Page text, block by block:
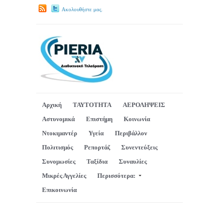
Ακολουθήστε μας.
Αρχική ΤΑΥΤΟΤΗΤΑ
ΑΕΡΟΛΗΨΕΙΣ
Αστυνομικά
Επιστήμη
Κοινωνία
Ντοκιμαντέρ
Υγεία
Περιβάλλον
Πολιτισμός
Ρεπορτάζ
Συνεντεύξεις
Συνομωσίες
Ταξίδια
Συναυλίες
Μικρές Αγγελίες
Περισσότερα:
Επικοινωνία